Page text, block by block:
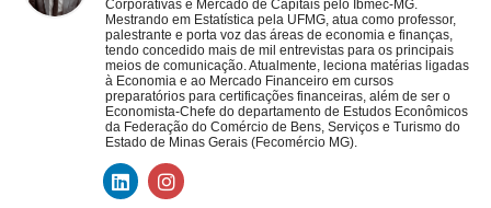
Corporativas e Mercado de Capitais pelo Ibmec-MG.
Mestrando em Estatística pela UFMG, atua como professor,
palestrante e porta voz das áreas de economia e finanças,
tendo concedido mais de mil entrevistas para os principais
meios de comunicação. Atualmente, leciona matérias ligadas
à Economia e ao Mercado Financeiro em cursos
preparatórios para certificações financeiras, além de ser o
Economista-Chefe do departamento de Estudos Econômicos
da Federação do Comércio de Bens, Serviços e Turismo do
Estado de Minas Gerais (Fecomércio MG).